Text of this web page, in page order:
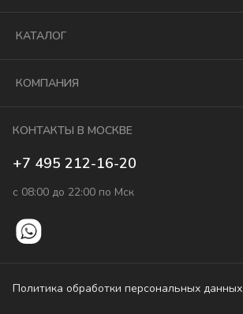
КАТАЛОГ
КОМПАНИЯ
КОНТАКТЫ В МОСКВЕ
+7 495 212-16-20
с 08:00 до 22:00 по Мск
Политика обработки персональных данных